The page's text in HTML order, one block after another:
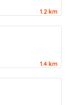
1.2 km
1.4 km